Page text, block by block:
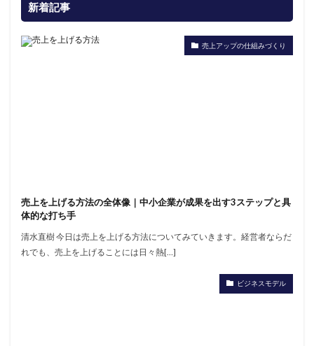
新着記事
売上アップの仕組みづくり
売上を上げる方法の全体像｜中小企業が成果を出す3ステップと具
体的な打ち手
清水直樹 今日は売上を上げる方法についてみていきます。経営者ならだ
れでも、売上を上げることには日々熱[…]
ビジネスモデル